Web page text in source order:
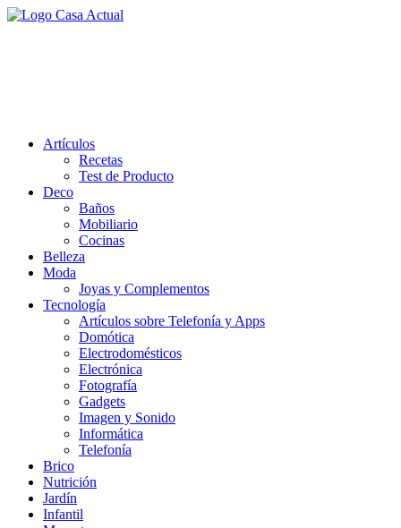
Saltar
Artículos
Recetas
Test de Producto
Deco
Baños
Mobiliario
Cocinas
Belleza
Moda
Joyas y Complementos
Tecnología
Artículos sobre Telefonía y Apps
Domótica
Electrodomésticos
Electrónica
Fotografía
Gadgets
Imagen y Sonido
Informática
Telefonía
Brico
Nutrición
Jardín
Infantil